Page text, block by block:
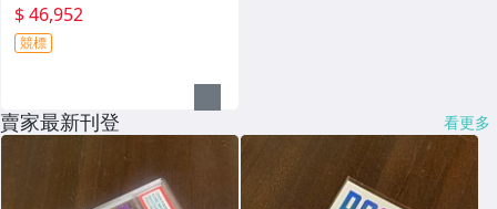
$ 46,952
競標
賣家最新刊登 看更多